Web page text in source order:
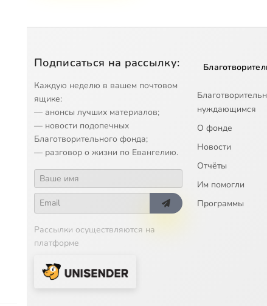
Подписаться на рассылку:
Каждую неделю в вашем почтовом
ящике:
— анонсы лучших материалов;
— новости подопечных
Благотворительного фонда;
— разговор о жизни по Евангелию.
Рассылки осуществляются на
платформе
нуждающимся
О фонде
Новости
Отчёты
Им помогли
Программы